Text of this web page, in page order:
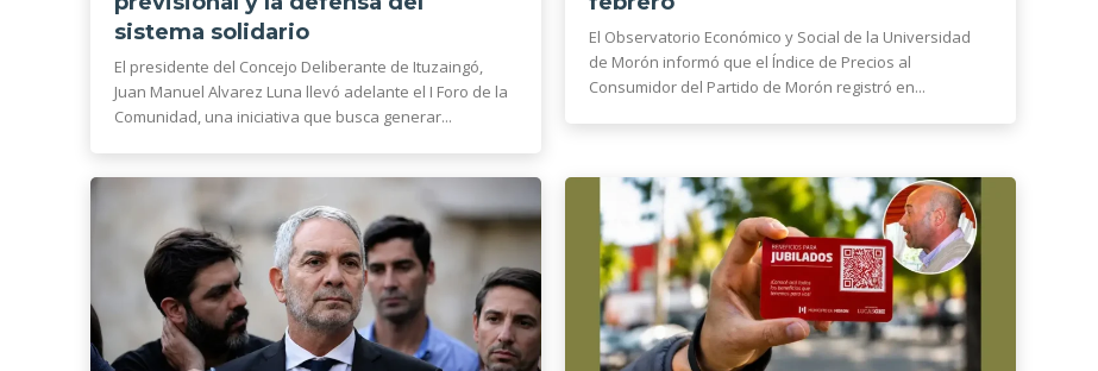
sistema solidario
El presidente del Concejo Deliberante de Ituzaingó,
Juan Manuel Alvarez Luna llevó adelante el I Foro de la
Comunidad, una iniciativa que busca generar...
El Observatorio Económico y Social de la Universidad
de Morón informó que el Índice de Precios al
Consumidor del Partido de Morón registró en...